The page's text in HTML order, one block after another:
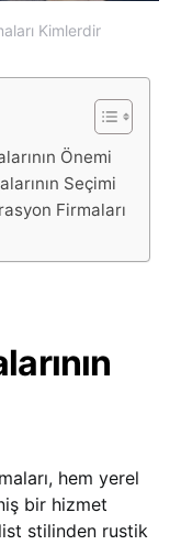
Kimlerdir
Önemi
Seçimi
Firmaları
hem yerel
bir hizmet
stilinden rustik